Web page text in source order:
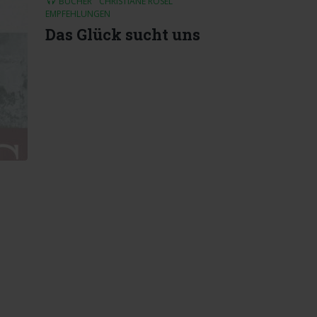
EMPFEHLUNGEN
Das Glück sucht uns